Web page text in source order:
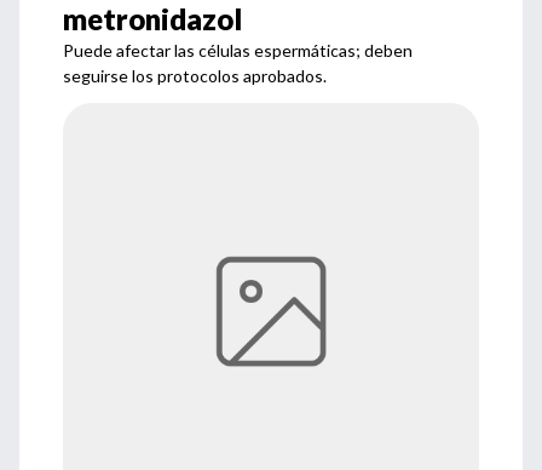
metronidazol
Puede afectar las células espermáticas; deben
seguirse los protocolos aprobados.